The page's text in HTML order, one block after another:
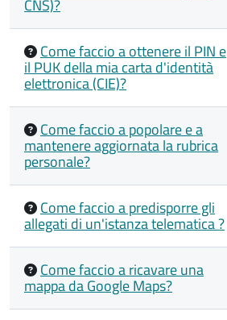
CNS)?
Come faccio a ottenere il PIN e
il PUK della mia carta d'identità
elettronica (CIE)?
Come faccio a popolare e a
mantenere aggiornata la rubrica
personale?
Come faccio a predisporre gli
allegati di un'istanza telematica ?
Come faccio a ricavare una
mappa da Google Maps?